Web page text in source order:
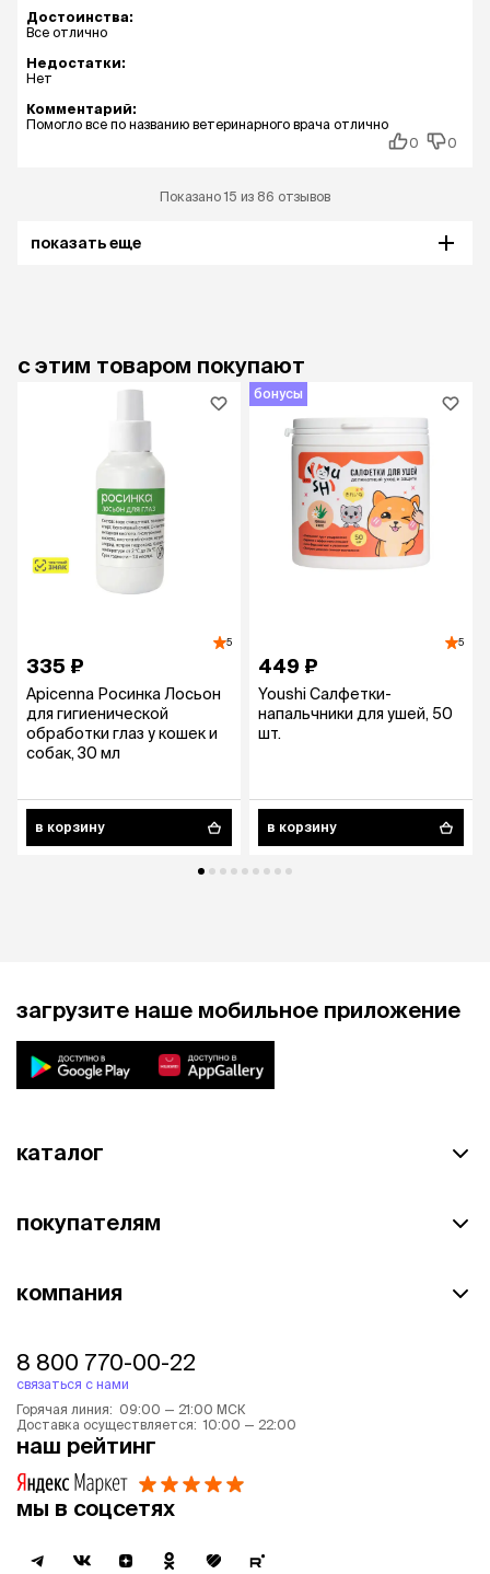
Достоинства:
Все отлично
Недостатки:
Нет
Комментарий:
Помогло все по названию ветеринарного врача отлично
0
0
Показано 15 из 86 отзывов
показать еще
с этим товаром покупают
5
335 ₽
Apicenna Росинка Лосьон
для гигиенической
обработки глаз у кошек и
собак, 30 мл
в корзину
бонусы
5
449 ₽
Youshi Салфетки-
напальчники для ушей, 50
шт.
в корзину
загрузите наше мобильное приложение
каталог
покупателям
компания
8 800 770-00-22
связаться с нами
Горячая линия: 09:00 — 21:00 МСК
Доставка осуществляется: 10:00 — 22:00
наш рейтинг
мы в соцсетях